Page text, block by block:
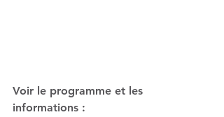
Voir le programme et les
informations :